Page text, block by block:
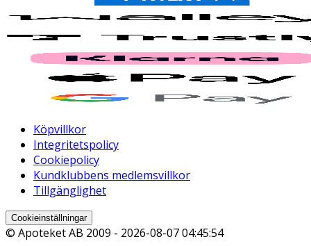
Köpvillkor
Integritetspolicy
Cookiepolicy
Kundklubbens medlemsvillkor
Tillgänglighet
Cookieinställningar
© Apoteket AB 2009 - 2026-08-07 04:45:54